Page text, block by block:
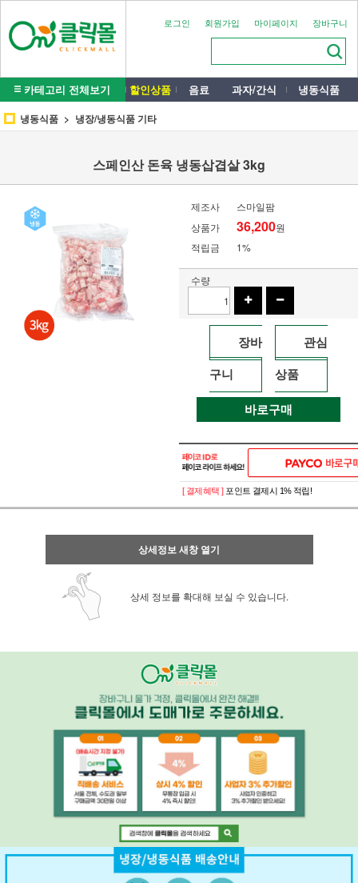
로그인 회원가입 마이페이지 장바구니
카테고리 전체보기 할인상품 음료 과자/간식 냉동식품
냉동식품 냉장/냉동식품 기타
스페인산 돈육 냉동삽겹살 3kg
제조사
스마일팜
상품가
36,200원
적립금
1%
수량
장바
구니
관심
상품
바로구매
페이코 ID로 페
PAYCO 바로구
[ 결제혜택 ] 포인트 결제시 1% 적립!
상세정보 새창 열기
상세 정보를 확대해 보실 수 있습니다.